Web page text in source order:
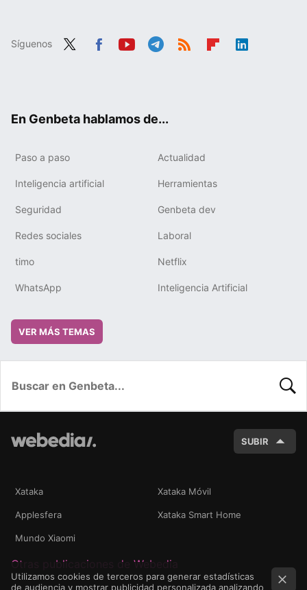
Síguenos
En Genbeta hablamos de...
Paso a paso Actualidad
Inteligencia artificial Herramientas
Seguridad Genbeta dev
Redes sociales Laboral
timo Netflix
WhatsApp Inteligencia Artificial
VER MÁS TEMAS
SUBIR
Xataka Xataka Móvil
Applesfera Xataka Smart Home
Mundo Xiaomi
Otras publicaciones de Webedia
Utilizamos cookies de terceros para generar estadísticas
de audiencia y mostrar publicidad personalizada analizando